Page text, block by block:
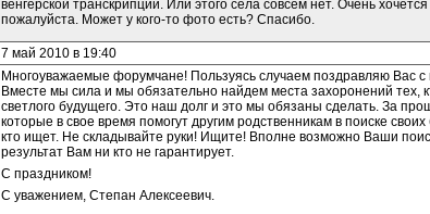
венгерской транскрипции. Или этого села совсем нет. Очень
пожалуйста. Может у кого-то фото есть? Спасибо.
7 май 2010 в 19:40
Многоуважаемые форумчане! Пользуясь случаем поздравляю Вас
Вместе мы сила и мы обязательно найдем места захоронений тех,
светлого будущего. Это наш долг и это мы обязаны сделать. За
которые в свое время помогут другим родственникам в поиске
кто ищет. Не складывайте руки! Ищите! Вполне возможно Ваши
результат Вам ни кто не гарантирует.
С праздником!
С уважением, Степан Алексеевич.